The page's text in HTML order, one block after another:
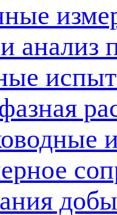
анализ